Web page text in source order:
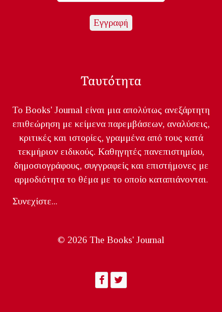
Ταυτότητα
Το Books' Journal είναι μια απολύτως ανεξάρτητη
επιθεώρηση με κείμενα παρεμβάσεων, αναλύσεις,
κριτικές και ιστορίες, γραμμένα από τους κατά
τεκμήριον ειδικούς. Καθηγητές πανεπιστημίου,
δημοσιογράφους, συγγραφείς και επιστήμονες με
αρμοδιότητα το θέμα με το οποίο καταπιάνονται.
Συνεχίστε...
© 2026 The Books' Journal